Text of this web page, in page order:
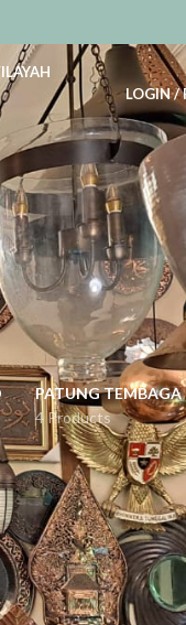
LOGIN /
PATUNG TEMBAGA
4 Products